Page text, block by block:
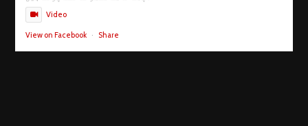
Video
View on Facebook · Share